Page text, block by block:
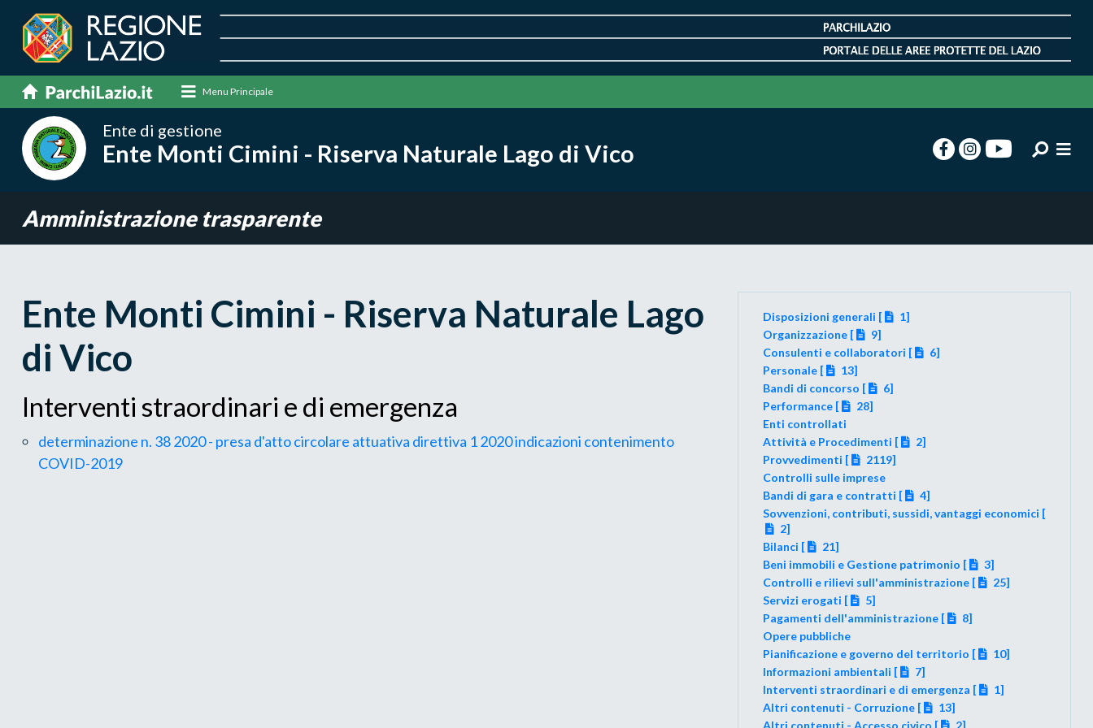
Menu Principale
Ente di gestione
Ente Monti Cimini - Riserva Naturale Lago di Vico
Amministrazione trasparente
Ente Monti Cimini - Riserva Naturale Lago
di Vico
Interventi straordinari e di emergenza
determinazione n. 38 2020 - presa d'atto circolare attuativa direttiva 1 2020 indicazioni contenimento
COVID-2019
Disposizioni generali [
1]
Organizzazione [
9]
Consulenti e collaboratori [
6]
Personale [
13]
Bandi di concorso [
6]
Performance [
28]
Enti controllati
Attività e Procedimenti [
2]
Provvedimenti [
2119]
Controlli sulle imprese
Bandi di gara e contratti [
4]
Sovvenzioni, contributi, sussidi, vantaggi economici [
2]
Bilanci [
21]
Beni immobili e Gestione patrimonio [
3]
Controlli e rilievi sull'amministrazione [
25]
Servizi erogati [
5]
Pagamenti dell'amministrazione [
8]
Opere pubbliche
Pianificazione e governo del territorio [
10]
Informazioni ambientali [
7]
Interventi straordinari e di emergenza [
1]
Altri contenuti - Corruzione [
13]
Altri contenuti - Accesso civico [
2]